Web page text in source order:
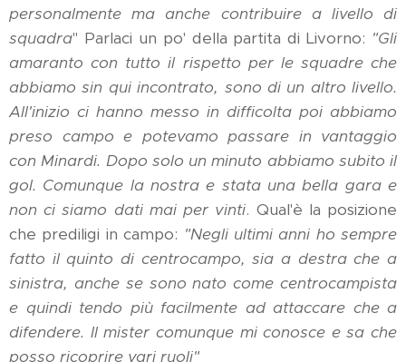
personalmente ma anche contribuire a livello di
squadra" Parlaci un po' della partita di Livorno: "Gli
amaranto con tutto il rispetto per le squadre che
abbiamo sin qui incontrato, sono di un altro livello.
All'inizio ci hanno messo in difficolta poi abbiamo
preso campo e potevamo passare in vantaggio
con Minardi. Dopo solo un minuto abbiamo subito il
gol. Comunque la nostra e stata una bella gara e
non ci siamo dati mai per vinti. Qual'è la posizione
che prediligi in campo: "Negli ultimi anni ho sempre
fatto il quinto di centrocampo, sia a destra che a
sinistra, anche se sono nato come centrocampista
e quindi tendo più facilmente ad attaccare che a
difendere. Il mister comunque mi conosce e sa che
posso ricoprire vari ruoli"